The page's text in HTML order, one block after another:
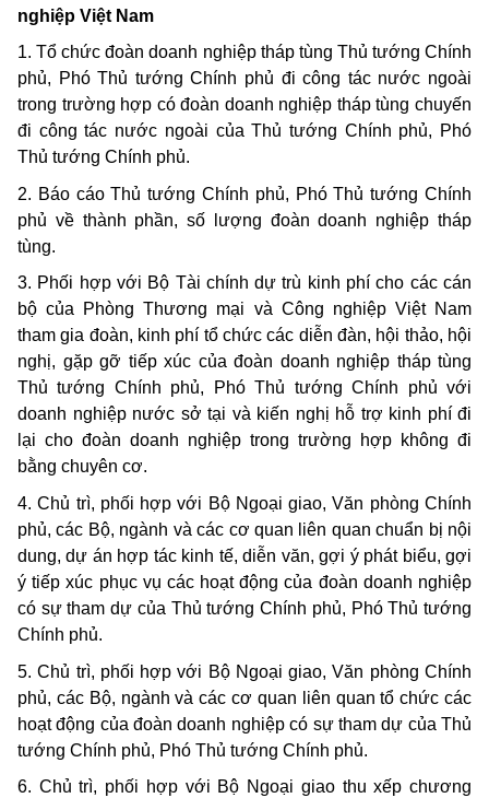
nghiệp Việt Nam
1. Tổ chức đoàn doanh nghiệp tháp tùng Thủ tướng Chính
phủ, Phó Thủ tướng Chính phủ đi công tác nước ngoài
trong trường hợp có đoàn doanh nghiệp tháp tùng chuyến
đi công tác nước ngoài của Thủ tướng Chính phủ, Phó
Thủ tướng Chính phủ.
2. Báo cáo Thủ tướng Chính phủ, Phó Thủ tướng Chính
phủ về thành phần, số lượng đoàn doanh nghiệp tháp
tùng.
3. Phối hợp với Bộ Tài chính dự trù kinh phí cho các cán
bộ của Phòng Thương mại và Công nghiệp Việt Nam
tham gia đoàn, kinh phí tổ chức các diễn đàn, hội thảo, hội
nghị, gặp gỡ tiếp xúc của đoàn doanh nghiệp tháp tùng
Thủ tướng Chính phủ, Phó Thủ tướng Chính phủ với
doanh nghiệp nước sở tại và kiến nghị hỗ trợ kinh phí đi
lại cho đoàn doanh nghiệp trong trường hợp không đi
bằng chuyên cơ.
4. Chủ trì, phối hợp với Bộ Ngoại giao, Văn phòng Chính
phủ, các Bộ, ngành và các cơ quan liên quan chuẩn bị nội
dung, dự án hợp tác kinh tế, diễn văn, gợi ý phát biểu, gợi
ý tiếp xúc phục vụ các hoạt động của đoàn doanh nghiệp
có sự tham dự của Thủ tướng Chính phủ, Phó Thủ tướng
Chính phủ.
5. Chủ trì, phối hợp với Bộ Ngoại giao, Văn phòng Chính
phủ, các Bộ, ngành và các cơ quan liên quan tổ chức các
hoạt động của đoàn doanh nghiệp có sự tham dự của Thủ
tướng Chính phủ, Phó Thủ tướng Chính phủ.
6. Chủ trì, phối hợp với Bộ Ngoại giao thu xếp chương